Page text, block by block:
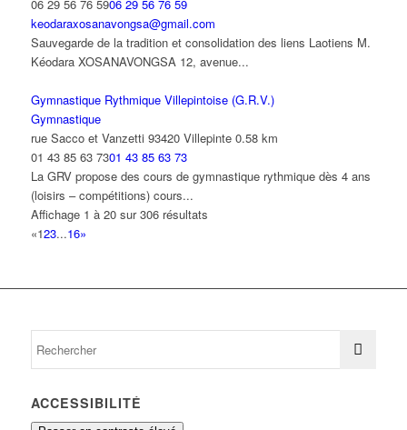
06 29 56 76 5906 29 56 76 59
keodaraxosanavongsa@gmail.com
Sauvegarde de la tradition et consolidation des liens Laotiens M.
Kéodara XOSANAVONGSA 12, avenue...
Gymnastique Rythmique Villepintoise (G.R.V.)
Gymnastique
rue Sacco et Vanzetti 93420 Villepinte 0.58 km
01 43 85 63 7301 43 85 63 73
La GRV propose des cours de gymnastique rythmique dès 4 ans
(loisirs – compétitions) cours...
Affichage 1 à 20 sur 306 résultats
«123...16»
ACCESSIBILITÉ